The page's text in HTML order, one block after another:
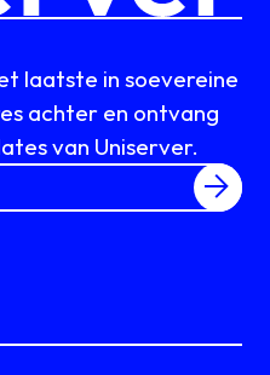
laatste in soevereine
achter en ontvang
van Uniserver.